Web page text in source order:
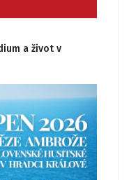
a život v